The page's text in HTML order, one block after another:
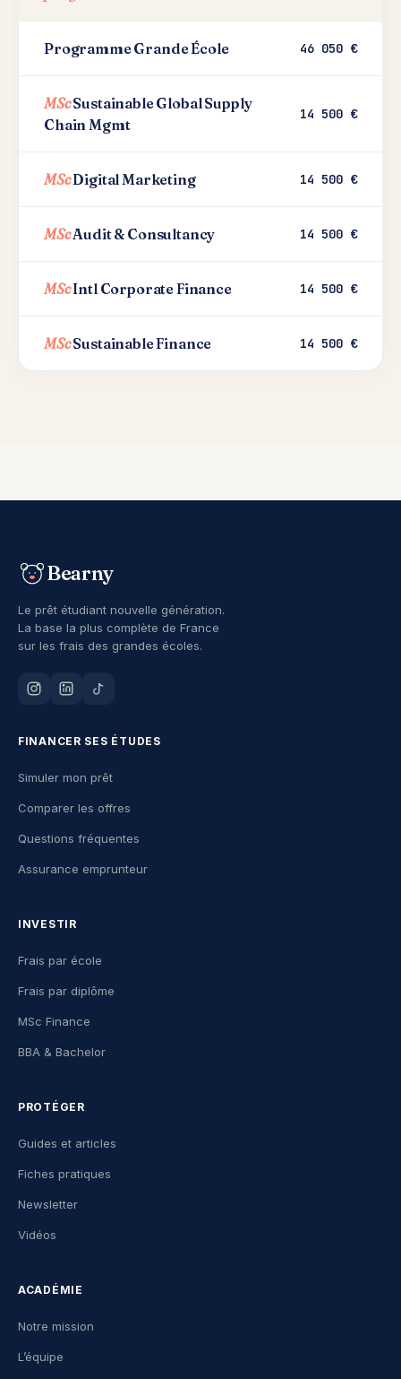
Programme Grande École 46 050 €
MScSustainable Global Supply
Chain Mgmt
14 500 €
MScDigital Marketing 14 500 €
MScAudit & Consultancy 14 500 €
MScIntl Corporate Finance 14 500 €
MScSustainable Finance 14 500 €
Bearny
Le prêt étudiant nouvelle génération.
La base la plus complète de France
sur les frais des grandes écoles.
FINANCER SES ÉTUDES
Simuler mon prêt
Comparer les offres
Questions fréquentes
Assurance emprunteur
INVESTIR
Frais par école
Frais par diplôme
MSc Finance
BBA & Bachelor
PROTÉGER
Guides et articles
Fiches pratiques
Newsletter
Vidéos
ACADÉMIE
Notre mission
L’équipe